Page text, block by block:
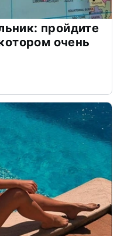
пройдите
очень